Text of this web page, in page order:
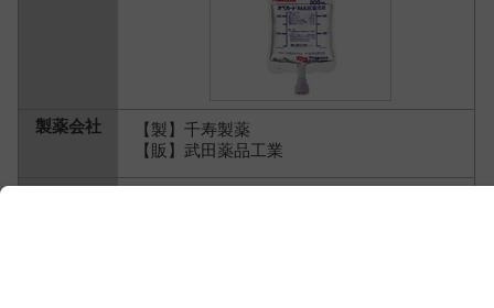
【製】千寿製薬
【販】武田薬品工業